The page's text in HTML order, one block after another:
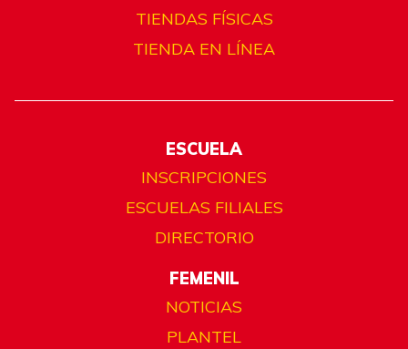
TIENDAS FÍSICAS
TIENDA EN LÍNEA
ESCUELA
INSCRIPCIONES
ESCUELAS FILIALES
DIRECTORIO
FEMENIL
NOTICIAS
PLANTEL